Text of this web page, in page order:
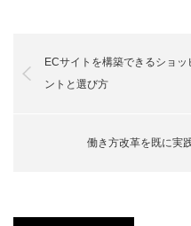
ECサイトを構築できるショ
ントと選び方
働き方改革を既に実